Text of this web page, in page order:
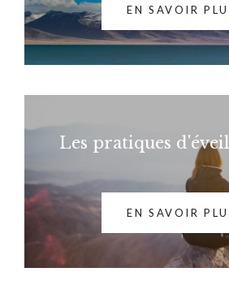
EN SAVOIR
Les pratiques
EN SAVOIR